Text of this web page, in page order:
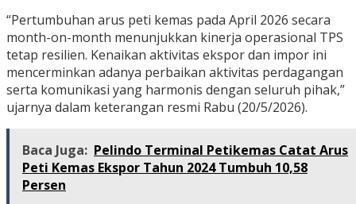
“Pertumbuhan arus peti kemas pada April 2026 secara
month-on-month menunjukkan kinerja operasional TPS
tetap resilien. Kenaikan aktivitas ekspor dan impor ini
mencerminkan adanya perbaikan aktivitas perdagangan
serta komunikasi yang harmonis dengan seluruh pihak,”
ujarnya dalam keterangan resmi Rabu (20/5/2026).
Baca Juga: Pelindo Terminal Petikemas Catat Arus
Peti Kemas Ekspor Tahun 2024 Tumbuh 10,58
Persen